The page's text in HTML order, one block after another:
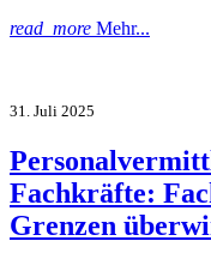
read_more Mehr...
31. Juli 2025
Fachkräfte:
Grenzen